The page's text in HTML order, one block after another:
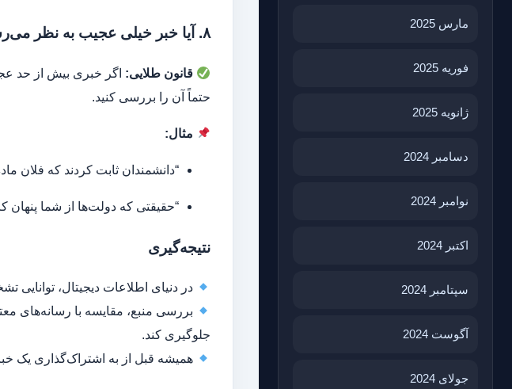
مارس 2025
فوریه 2025
ژانویه 2025
دسامبر 2024
نوامبر 2024
اکتبر 2024
سپتامبر 2024
آگوست 2024
جولای 2024
۸. آیا خبر خیلی عجیب به نظر می‌رسد؟
قانون طلایی: اگر خبری بیش از حد
حتماً آن را بررسی کنید.
مثال:
“دانشمندان ثابت کردند که فلان ماده به‌طور ۱۰۰٪ سرطان را
“حقیقتی که دولت‌ها از شما پنهان
نتیجه‌گیری
در دنیای اطلاعات دیجیتال،
بررسی منبع، مقایسه با رسانه‌های
جلوگیری کند.
همیشه قبل از به اشتراک‌گذاری یک